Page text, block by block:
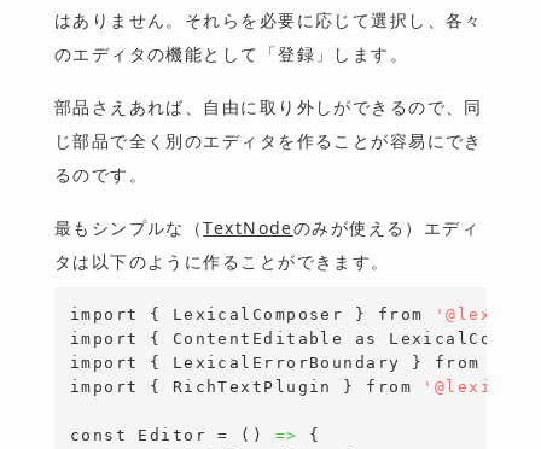
はありません。それらを必要に応じて選択し、各々
のエディタの機能として「登録」します。
部品さえあれば、自由に取り外しができるので、同
じ部品で全く別のエディタを作ることが容易にでき
るのです。
最もシンプルな（TextNodeのみが使える）エディ
タは以下のように作ることができます。
import { LexicalComposer } from
import
{ ContentEditable as
import
{ LexicalErrorBoundary } from
import
{ RichTextPlugin } from '@lexical/
const Editor = () =>
{